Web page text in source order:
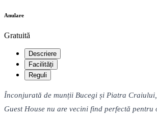
Anulare
Gratuită
Descriere
Facilități
Reguli
Înconjurată de munții Bucegi și Piatra
Guest House nu are vecini find perfectă pentru